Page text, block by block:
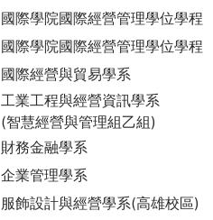
國際學院國際經營管理學位學程
國際學院國際經營管理學位學程
國際經營與貿易學系
工業工程與經營資訊學系
(智慧經營與管理組乙組)
財務金融學系
企業管理學系
服飾設計與經營學系(高雄校區)